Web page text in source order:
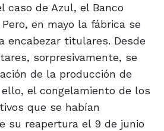
caso de Azul, el Banco
en mayo la fábrica se
encabezar titulares. Desde
sorpresivamente, se
de la producción de
el congelamiento de los
que se habían
su reapertura el 9 de junio